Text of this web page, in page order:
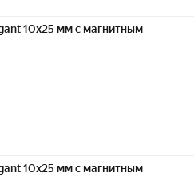
10x25 мм с магнитным
10x25 мм с магнитным